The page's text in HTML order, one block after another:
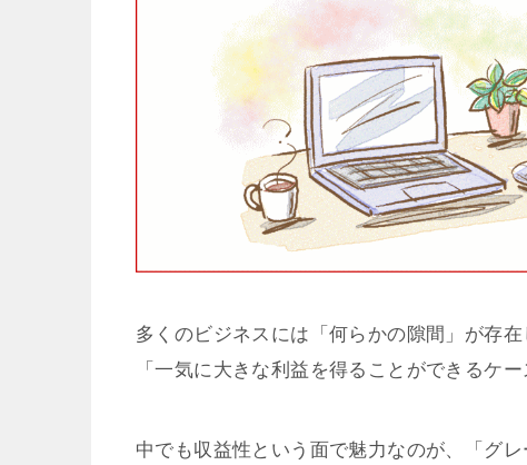
多くのビジネスには「何らかの隙間」が存
「一気に大きな利益を得ることができるケー
中でも収益性という面で魅力なのが、「グ